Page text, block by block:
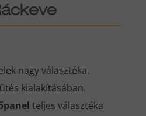
nagy választéka.
kialakításában.
teljes választéka